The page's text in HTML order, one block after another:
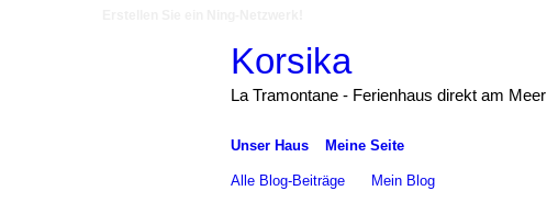
Korsika
La Tramontane - Ferienhaus direkt am Meer
Unser Haus Meine Seite
Alle Blog-Beiträge Mein Blog